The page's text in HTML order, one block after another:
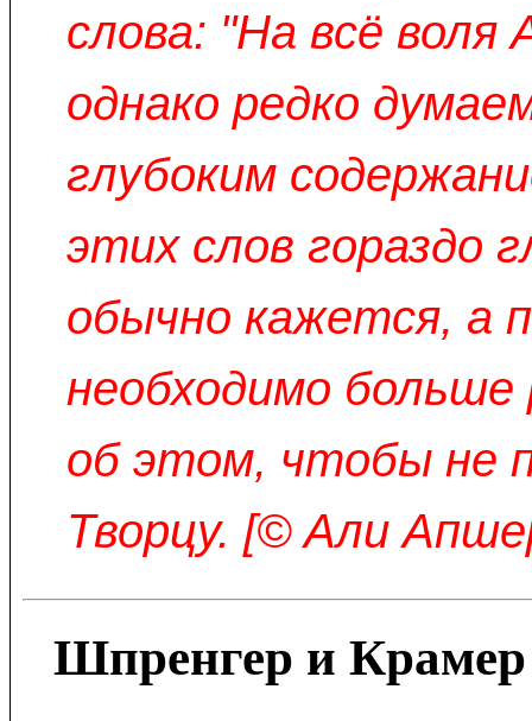
слова: "На всё воля
однако редко
глубоким
этих слов гораздо
обычно кажется, а
необходимо
об этом, чтобы не
Творцу. [© Али
Шпренгер и